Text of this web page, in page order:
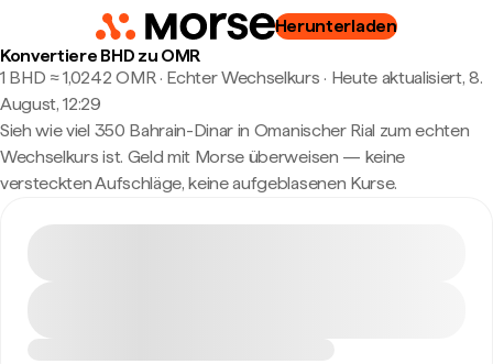
Herunterladen
Konvertiere BHD zu OMR
1 BHD ≈ 1,0242 OMR · Echter Wechselkurs · Heute aktualisiert, 8.
August, 12:29
Sieh wie viel 350 Bahrain-Dinar in Omanischer Rial zum echten
Wechselkurs ist. Geld mit Morse überweisen — keine
versteckten Aufschläge, keine aufgeblasenen Kurse.